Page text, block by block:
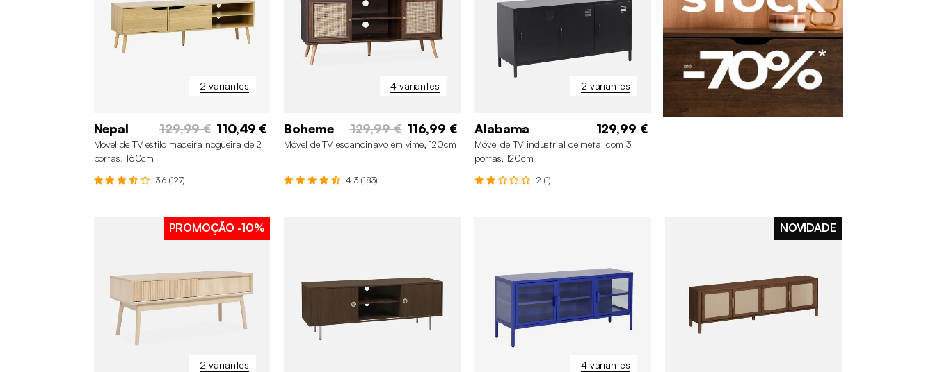
2 variantes
Nepal 129,99 € 110,49 €
Móvel de TV estilo madeira nogueira de 2
portas, 160cm
3.6 (127)
4 variantes
Boheme 129,99 € 116,99 €
Móvel de TV escandinavo em vime, 120cm
4.3 (183)
2 variantes
Alabama 129,99 €
Móvel de TV industrial de metal com 3
portas, 120cm
2 (1)
2 variantes
PROMOÇÃO -10%
4 variantes
NOVIDADE